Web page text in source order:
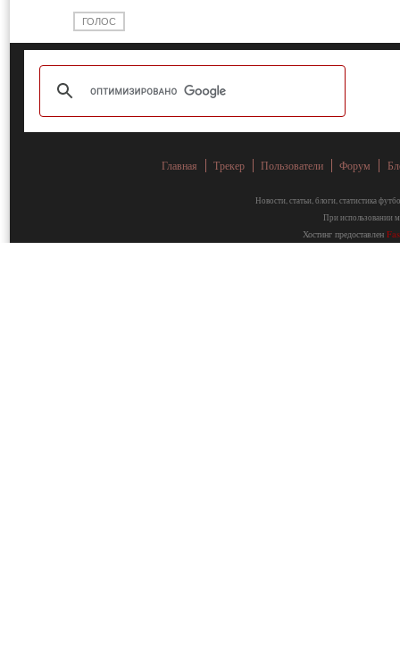
Главная Трекер Пользователи Форум
Новости, статьи, блоги, статистика
При использовании
Хостинг предоставлен